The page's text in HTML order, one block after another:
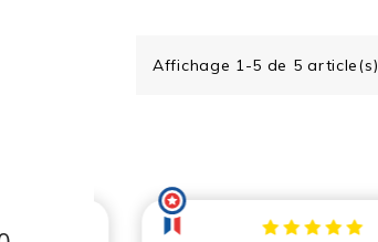
Affichage 1-5 de 5 article(s)